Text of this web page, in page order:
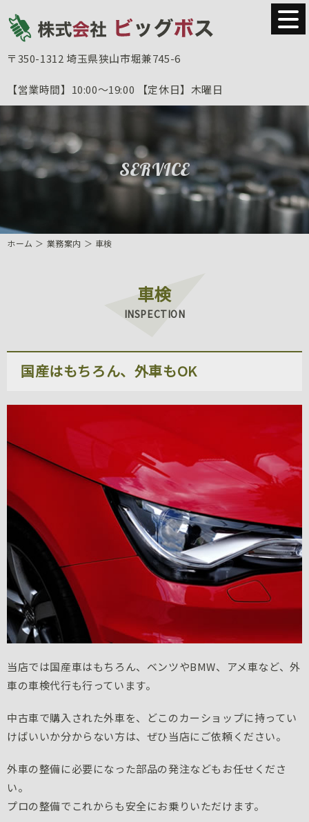
〒350-1312 埼玉県狭山市堀兼745-6
【営業時間】 10:00～19:00 【定休日】 木曜日
SERVICE
ホーム ＞ 業務案内 ＞ 車検
車検
INSPECTION
国産はもちろん、外車もOK
当店では国産車はもちろん、ベンツやBMW、アメ車など、外
車の車検代行も行っています。
中古車で購入された外車を、どこのカーショップに持ってい
けばいいか分からない方は、ぜひ当店にご依頼ください。
外車の整備に必要になった部品の発注などもお任せくださ
い。
プロの整備でこれからも安全にお乗りいただけます。